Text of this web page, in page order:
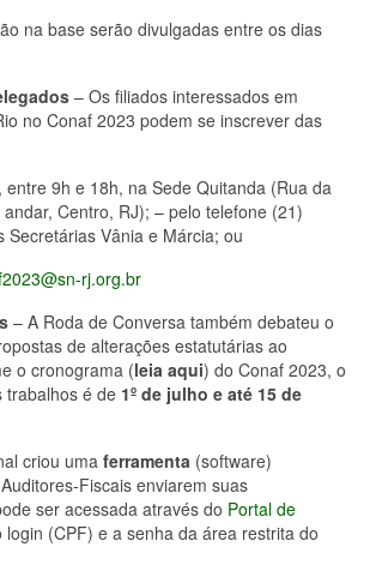
na base serão divulgadas entre os dias
– Os filiados interessados em
no Conaf 2023 podem se inscrever das
9h e 18h, na Sede Quitanda (Rua da
Centro, RJ); – pelo telefone (21)
Secretárias Vânia e Márcia; ou
rj.org.br
– A Roda de Conversa também debateu o
de alterações estatutárias ao
o cronograma (leia aqui) do Conaf 2023, o
trabalhos é de 1º de julho e até 15 de
criou uma ferramenta (software)
Fiscais enviarem suas
ser acessada através do Portal de
login (CPF) e a senha da área restrita do